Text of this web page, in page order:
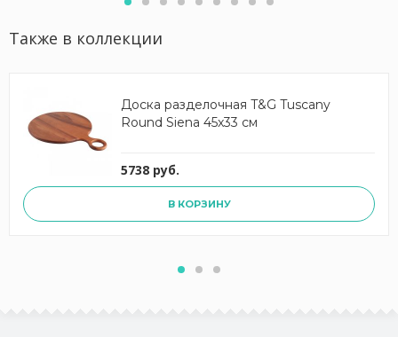
Также в коллекции
Доска разделочная T&G Tuscany
Round Siena 45x33 см
5738 руб.
В КОРЗИНУ